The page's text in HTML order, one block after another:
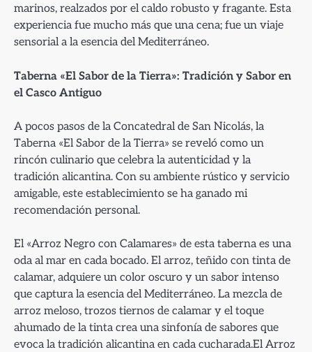
marinos, realzados por el caldo robusto y fragante. Esta
experiencia fue mucho más que una cena; fue un viaje
sensorial a la esencia del Mediterráneo.
Taberna «El Sabor de la Tierra»: Tradición y Sabor en
el Casco Antiguo
A pocos pasos de la Concatedral de San Nicolás, la
Taberna «El Sabor de la Tierra» se reveló como un
rincón culinario que celebra la autenticidad y la
tradición alicantina. Con su ambiente rústico y servicio
amigable, este establecimiento se ha ganado mi
recomendación personal.
El «Arroz Negro con Calamares» de esta taberna es una
oda al mar en cada bocado. El arroz, teñido con tinta de
calamar, adquiere un color oscuro y un sabor intenso
que captura la esencia del Mediterráneo. La mezcla de
arroz meloso, trozos tiernos de calamar y el toque
ahumado de la tinta crea una sinfonía de sabores que
evoca la tradición alicantina en cada cucharada.El Arroz